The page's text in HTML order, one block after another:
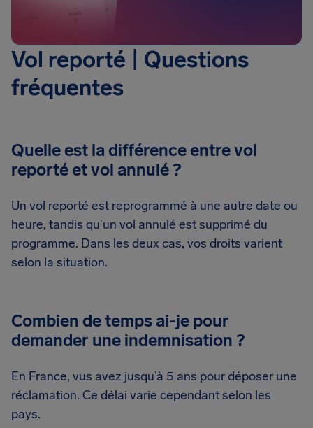
Vol reporté | Questions
fréquentes
Quelle est la différence entre vol
reporté et vol annulé ?
Un vol reporté est reprogrammé à une autre date ou
heure, tandis qu’un vol annulé est supprimé du
programme. Dans les deux cas, vos droits varient
selon la situation.
Combien de temps ai-je pour
demander une indemnisation ?
En France, vus avez jusqu’à 5 ans pour déposer une
réclamation. Ce délai varie cependant selon les
pays.